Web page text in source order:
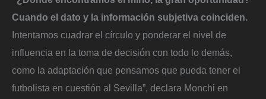
Cuando el dato y la información subjetiva coinciden.
Intentamos cuadrar el círculo y ponderar el nivel de
influencia en la toma de decisión con todo lo demás,
como la adaptación que pensamos que pueda tener el
futbolista en cuestión al Sevilla”, declara Monchi en